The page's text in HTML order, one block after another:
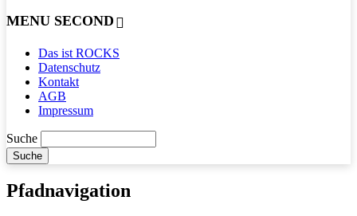
MENU SECOND
Das ist ROCKS
Datenschutz
Kontakt
AGB
Impressum
Suche
Pfadnavigation